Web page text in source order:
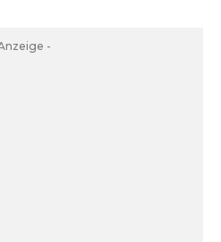
-